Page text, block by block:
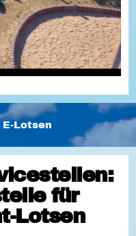
Lotsen
für
Lotsen